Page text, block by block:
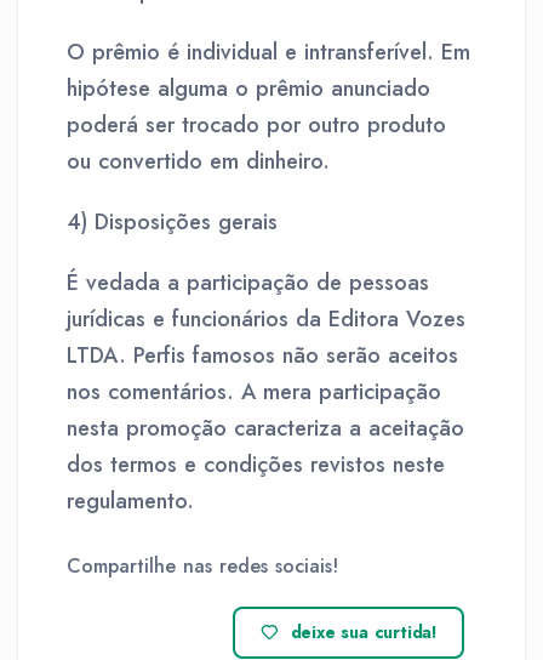
O prêmio é individual e intransferível. Em
hipótese alguma o prêmio anunciado
poderá ser trocado por outro produto
ou convertido em dinheiro.
4) Disposições gerais
É vedada a participação de pessoas
jurídicas e funcionários da Editora Vozes
LTDA. Perfis famosos não serão aceitos
nos comentários. A mera participação
nesta promoção caracteriza a aceitação
dos termos e condições revistos neste
regulamento.
Compartilhe nas redes sociais!
deixe sua curtida!